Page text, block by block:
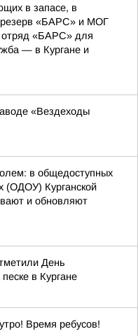
в запасе, в
«БАРС» и МОГ
отряд «БАРС» для
— в Кургане и
«Вездеходы
в общедоступных
(ОДОУ) Курганской
и обновляют
День
в Кургане
Время ребусов!